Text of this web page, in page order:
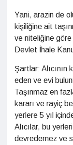
Yani, arazin de
kişiliğine ait
ve niteliğine göre
Devlet İhale
Şartlar: Alıcının
eden ve evi
Taşınmaz en
kararı ve rayiç
yerlere 5 yıl
Alıcılar, bu
devredemez ve